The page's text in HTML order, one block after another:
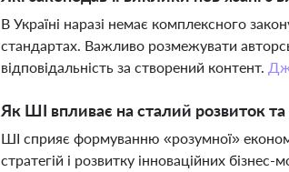
В Україні наразі немає комплексного
стандартах. Важливо розмежувати
відповідальність за створений контент.
Як ШІ впливає на сталий розвиток та
ШІ сприяє формуванню «розумної»
стратегій і розвитку інноваційних